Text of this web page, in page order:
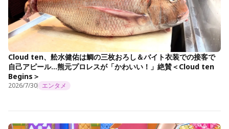
Cloud ten、舩水健佑は鯛の三枚おろし＆バイト衣装での接客で
自己アピール…熊元プロレスが「かわいい！」絶賛＜Cloud ten
Begins＞
2026/7/30 エンタメ